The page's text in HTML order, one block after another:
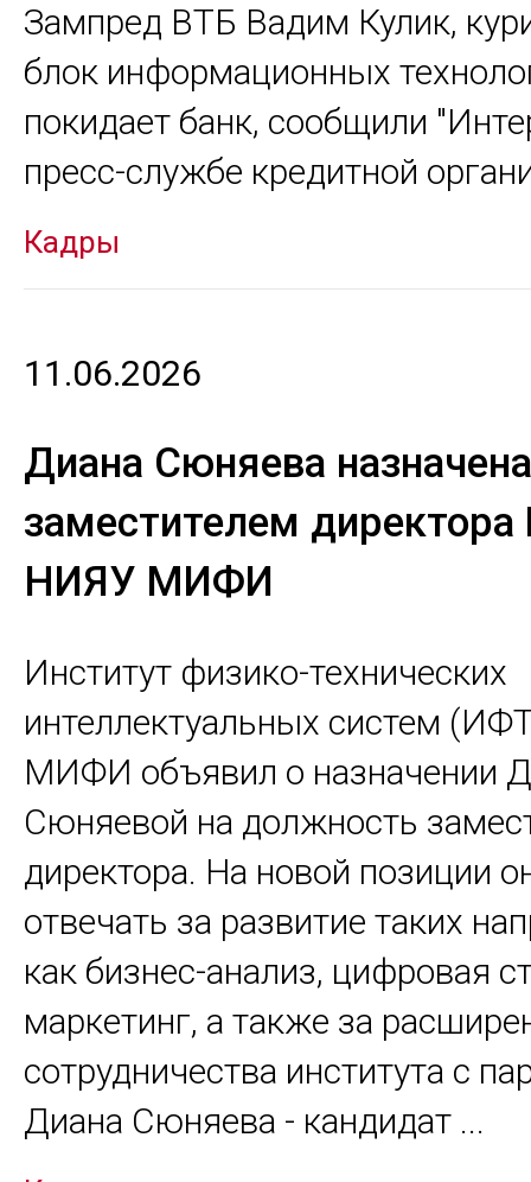
Зампред ВТБ Вадим Кулик,
блок информационных
покидает банк, сообщили
пресс-службе кредитной
Кадры
11.06.2026
Диана Сюняева назначена
заместителем
НИЯУ МИФИ
Институт физико-технических
интеллектуальных систем
МИФИ объявил о назначении
Сюняевой на должность
директора. На новой позиции
отвечать за развитие таких
как бизнес-анализ, цифровая
маркетинг, а также за
сотрудничества института с
Диана Сюняева - кандидат ...